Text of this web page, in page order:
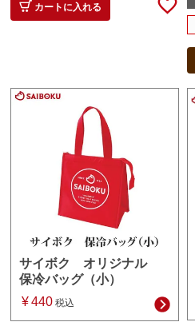
カートに入れる
サイボク オリジナル
保冷バッグ（小）
¥ 440 税込